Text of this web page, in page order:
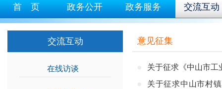
首 页 政务公开 政务服务 交流互动
交流互动
在线访谈
意见征集
关于征求《中山市工
关于征求中山市村